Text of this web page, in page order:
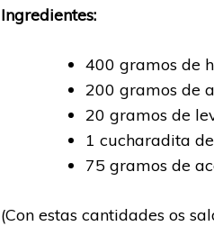
Ingredientes:
400 gramos de
200 gramos de
20 gramos de
1 cucharadita
75 gramos de
(Con estas cantidades os